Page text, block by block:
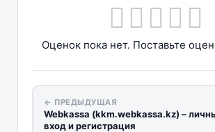
Оценок пока нет. Поставьте
← ПРЕДЫДУЩАЯ
Webkassa (kkm.webkassa.kz) –
вход и регистрация